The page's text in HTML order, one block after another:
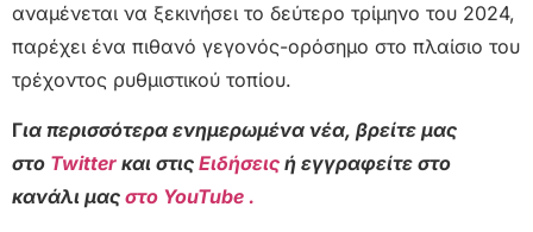
αναμένεται να ξεκινήσει το δεύτερο τρίμηνο του 2024,
παρέχει ένα πιθανό γεγονός-ορόσημο στο πλαίσιο του
τρέχοντος ρυθμιστικού τοπίου.
Για περισσότερα ενημερωμένα νέα, βρείτε μας
στο Twitter και στις Ειδήσεις ή εγγραφείτε στο
κανάλι μας στο YouTube .